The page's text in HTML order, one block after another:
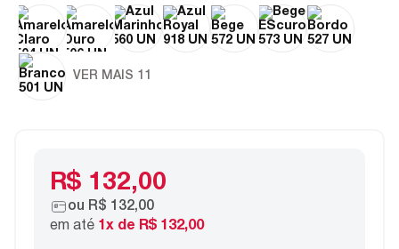
VER MAIS 11
R$ 132,00
ou R$ 132,00
em até 1 x de R$ 132,00